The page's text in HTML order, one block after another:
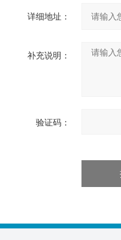
详细地址：
补充说明：
验证码：